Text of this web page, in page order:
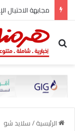
مجابهة الاحتيال
بحث عن
الرئيسية/سلايد شو